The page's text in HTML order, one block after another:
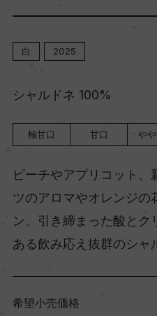
白 2025
シャルドネ 100%
極甘口 甘口 や
ピーチやアプリコット
ツのアロマやオレンジの
ン。引き締まった酸とク
ある飲み応え抜群のシャ
希望小売価格